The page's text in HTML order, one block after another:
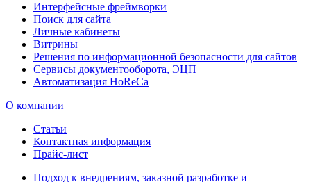
Интерфейсные фреймворки
Поиск для сайта
Личные кабинеты
Витрины
Решения по информационной безопасности для сайтов
Сервисы документооборота, ЭЦП
Автоматизация HoReCa
О компании
Статьи
Контактная информация
Прайс-лист
Подход к внедрениям, заказной разработке и